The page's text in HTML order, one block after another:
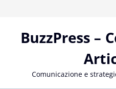
contentBuzzPress –
Comunicazione e